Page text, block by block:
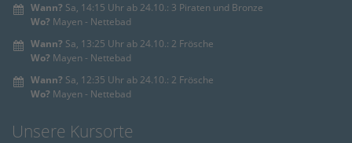
Wann? Sa, 14:15 Uhr ab 24.10.: 3 Piraten und Bronze
Wo? Mayen - Nettebad
Wann? Sa, 13:25 Uhr ab 24.10.: 2 Frösche
Wo? Mayen - Nettebad
Wann? Sa, 12:35 Uhr ab 24.10.: 2 Frösche
Wo? Mayen - Nettebad
Unsere Kursorte